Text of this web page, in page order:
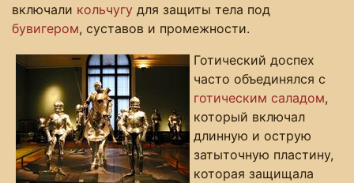
включали кольчугу для защиты тела под
бувигером, суставов и промежности.
Готический доспех
часто объединялся с
готическим саладом,
который включал
длинную и острую
затыточную пластину,
которая защищала